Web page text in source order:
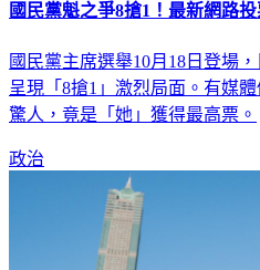
國民黨魁之爭8搶1！最新網路
國民黨主席選舉10月18日登場
呈現「8搶1」激烈局面。有媒
驚人，竟是「她」獲得最高票。
政治